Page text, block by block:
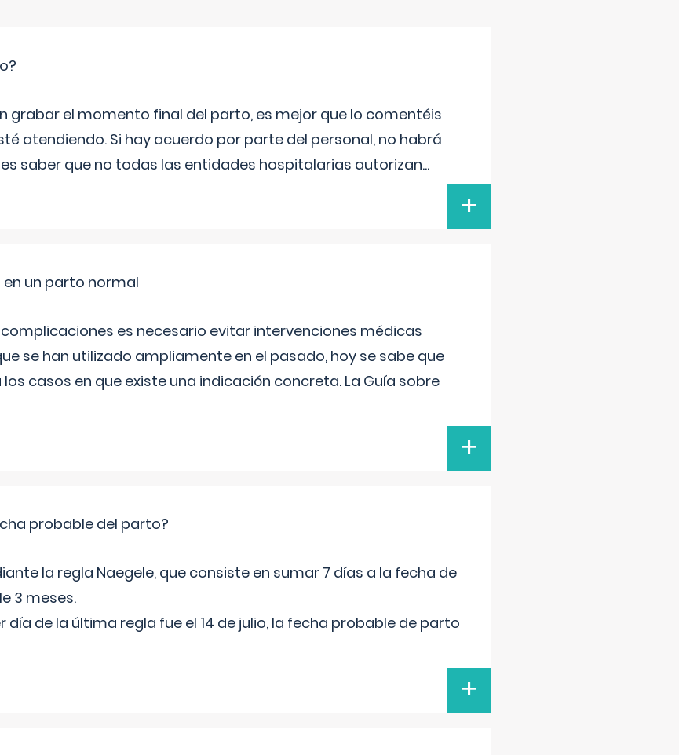
grabar el momento final del parto, es mejor que lo comentéis
atendiendo. Si hay acuerdo por parte del personal, no habrá
saber que no todas las entidades hospitalarias autorizan...
+
un parto normal
es necesario evitar intervenciones médicas
se han utilizado ampliamente en el pasado, hoy se sabe que
casos en que existe una indicación concreta. La Guía sobre
+
probable del parto?
la regla Naegele, que consiste en sumar 7 días a la fecha de
3 meses.
día de la última regla fue el 14 de julio, la fecha probable de parto
+